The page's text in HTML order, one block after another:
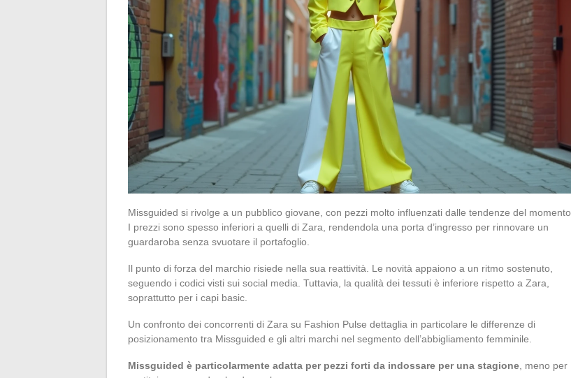
Missguided si rivolge a un pubblico giovane, con pezzi molto influenzati dalle tendenze del momento.
I prezzi sono spesso inferiori a quelli di Zara, rendendola una porta d’ingresso per rinnovare un
guardaroba senza svuotare il portafoglio.
Il punto di forza del marchio risiede nella sua reattività. Le novità appaiono a un ritmo sostenuto,
seguendo i codici visti sui social media. Tuttavia, la qualità dei tessuti è inferiore rispetto a Zara,
soprattutto per i capi basic.
Un confronto dei concorrenti di Zara su Fashion Pulse dettaglia in particolare le differenze di
posizionamento tra Missguided e gli altri marchi nel segmento dell’abbigliamento femminile.
Missguided è particolarmente adatta per pezzi forti da indossare per una stagione , meno per